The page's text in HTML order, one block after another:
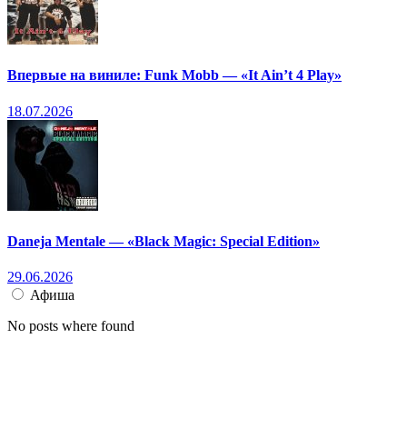
Впервые на виниле: Funk Mobb — «It Ain’t 4 Play»
18.07.2026
Daneja Mentale — «Black Magic: Special Edition»
29.06.2026
Афиша
No posts where found